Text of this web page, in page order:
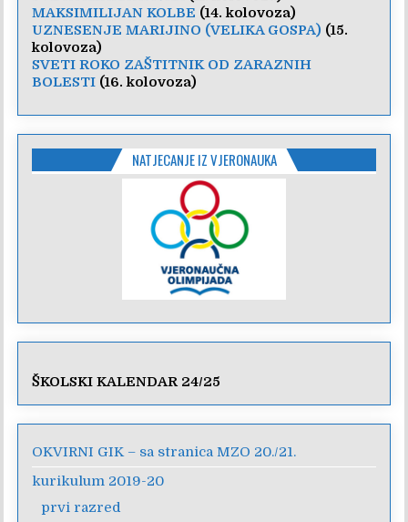
MAKSIMILIJAN KOLBE (14. kolovoza)
UZNESENJE MARIJINO (VELIKA GOSPA) (15.
kolovoza)
SVETI ROKO ZAŠTITNIK OD ZARAZNIH
BOLESTI (16. kolovoza)
NATJECANJE IZ VJERONAUKA
ŠKOLSKI KALENDAR 24/25
OKVIRNI GIK – sa stranica MZO 20./21.
kurikulum 2019-20
prvi razred